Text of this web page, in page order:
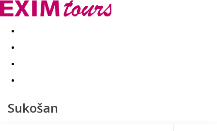
Akční nabídky Last minute
Sukošan